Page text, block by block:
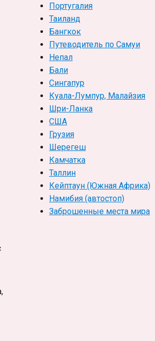
Португалия
Таиланд
Бангкок
Путеводитель по Самуи
Непал
Бали
Сингапур
Куала-Лумпур, Малайзия
Шри-Ланка
США
Грузия
Шерегеш
Камчатка
Таллин
Кейптаун (Южная Африка)
Намибия (автостоп)
Заброшенные места мира